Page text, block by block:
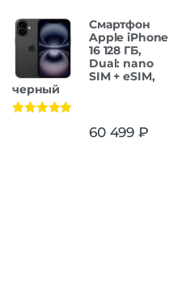
Смартфон
Apple iPhone
16 128 ГБ,
Dual: nano
SIM + eSIM,
черный
60 499 ₽